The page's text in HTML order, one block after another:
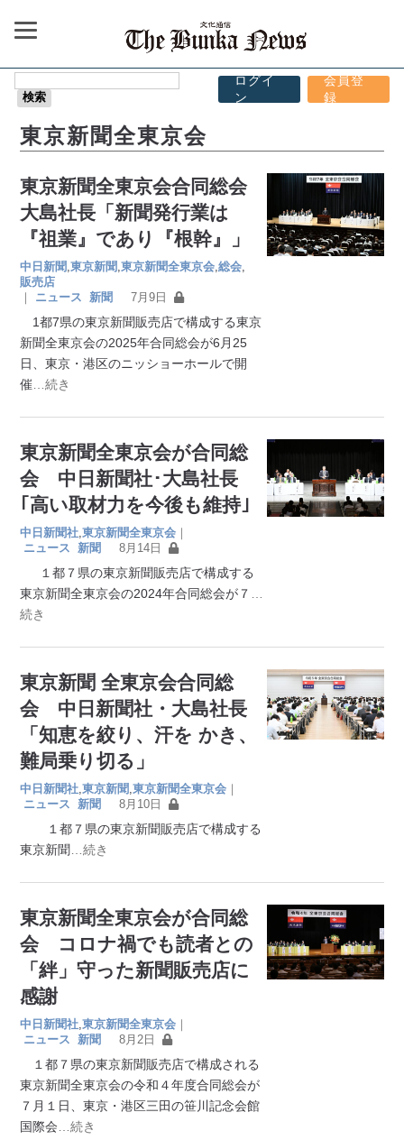
ログイ
ン
会員登
録
東京新聞全東京会
東京新聞全東京会合同総会
大島社長「新聞発行業は
『祖業』であり『根幹』」
中日新聞 ,東京新聞 ,東京新聞全東京会 ,総会
販売店
｜
ニュース 新聞 7月9日
1都7県の東京新聞販売店で構成する東京
新聞全東京会の2025年合同総会が6月25
日、東京・港区のニッショーホールで開
催 …続き
東京新聞全東京会が合同総
会 中日新聞社･大島社長
｢高い取材力を今後も維持｣
中日新聞社 ,東京新聞全東京会 ｜
ニュース
新聞 8月14日
１都７県の東京新聞販売店で構成する
東京新聞全東京会の2024年合同総会が７
続き
東京新聞 全東京会合同総
会 中日新聞社・大島社長
「知恵を絞り、汗を かき、
難局乗り切る」
中日新聞社 ,東京新聞 ,東京新聞全東京会 ｜
ニュース
新聞 8月10日
１都７県の東京新聞販売店で構成する
東京新聞 …続き
東京新聞全東京会が合同総
会 コロナ禍でも読者との
「絆」守った新聞販売店に
感謝
中日新聞社 ,東京新聞全東京会 ｜
ニュース
新聞 8月2日
１都７県の東京新聞販売店で構成される
東京新聞全東京会の令和４年度合同総会が
７月１日、東京・港区三田の笹川記念会館
国際会 …続き